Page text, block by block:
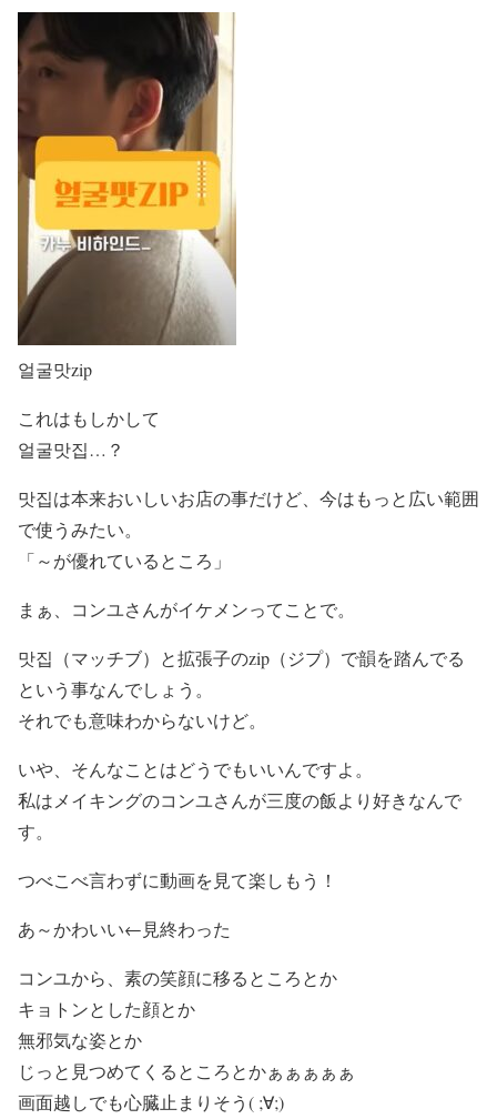
얼굴맛zip
これはもしかして
얼굴맛집…？
맛집は本来おいしいお店の事だけど、今はもっと広い範囲
で使うみたい。
「～が優れているところ」
まぁ、コンユさんがイケメンってことで。
맛집（マッチブ）と拡張子のzip（ジプ）で韻を踏んでる
という事なんでしょう。
それでも意味わからないけど。
いや、そんなことはどうでもいいんですよ。
私はメイキングのコンユさんが三度の飯より好きなんで
す。
つべこべ言わずに動画を見て楽しもう！
あ～かわいい←見終わった
コンユから、素の笑顔に移るところとか
キョトンとした顔とか
無邪気な姿とか
じっと見つめてくるところとかぁぁぁぁぁ
画面越しでも心臓止まりそう( ;∀;)